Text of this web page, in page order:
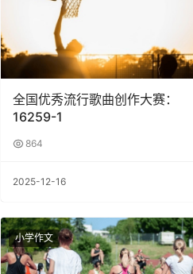
全国优秀流行歌曲创作大赛：
16259-1
864
2025-12-16
小学作文